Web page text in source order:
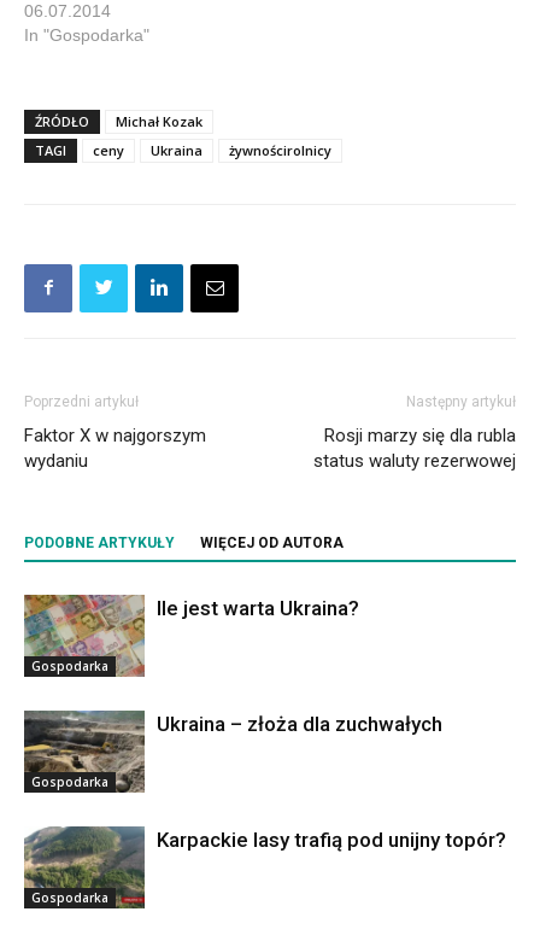
06.07.2014
In "Gospodarka"
ŹRÓDŁO
Michał Kozak
TAGI
ceny Ukraina żywnościrolnicy
Poprzedni artykuł
Faktor X w najgorszym
wydaniu
Następny artykuł
Rosji marzy się dla rubla
status waluty rezerwowej
PODOBNE ARTYKUŁY WIĘCEJ OD AUTORA
Gospodarka
Ile jest warta Ukraina?
Gospodarka
Ukraina – złoża dla zuchwałych
Gospodarka
Karpackie lasy trafią pod unijny topór?